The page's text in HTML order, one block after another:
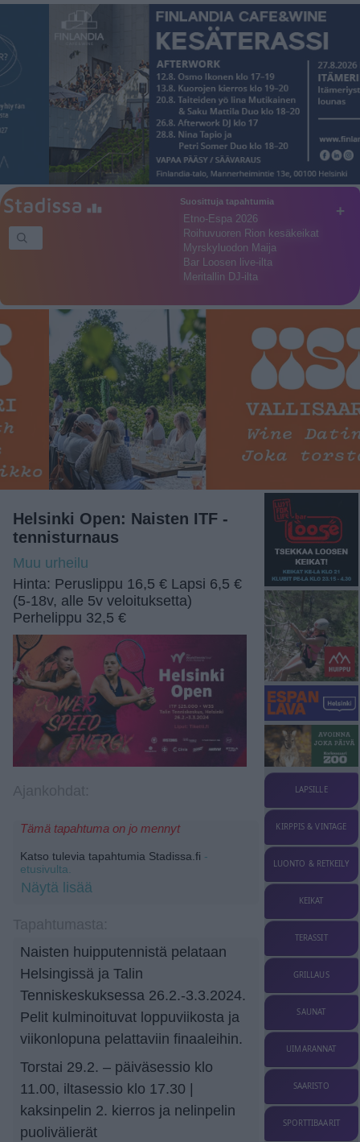
+
Suosittuja tapahtumia
Etno-Espa 2026
Roihuvuoren Rion kesäkeikat
Myrskyluodon Maija
Bar Loosen live-ilta
Meritallin DJ-ilta
Helsinki Open: Naisten ITF -
tennisturnaus
Muu urheilu
Hinta: Peruslippu 16,5 € Lapsi 6,5 €
(5-18v, alle 5v veloituksetta)
Perhelippu 32,5 €
Tämä tapahtuma on jo mennyt
Katso tulevia tapahtumia Stadissa.fi -
etusivulta.
Näytä lisää
Naisten huipputennistä pelataan
Helsingissä ja Talin
Tenniskeskuksessa 26.2.-3.3.2024.
Pelit kulminoituvat loppuviikosta ja
viikonlopuna pelattaviin finaaleihin.
Torstai 29.2. – päiväsessio klo
11.00, iltasessio klo 17.30 |
kaksinpelin 2. kierros ja nelinpelin
puolivälierät
LAPSILLE
KIRPPIS & VINTAGE
LUONTO & RETKEILY
KEIKAT
TERASSIT
GRILLAUS
SAUNAT
UIMARANNAT
SAARISTO
SPORTTIBAARIT